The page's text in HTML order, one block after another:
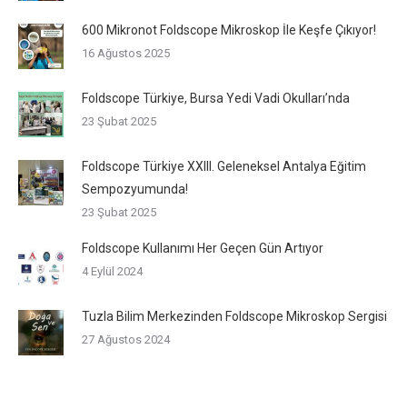
600 Mikronot Foldscope Mikroskop İle Keşfe Çıkıyor!
16 Ağustos 2025
Foldscope Türkiye, Bursa Yedi Vadi Okulları’nda
23 Şubat 2025
Foldscope Türkiye XXIII. Geleneksel Antalya Eğitim
Sempozyumunda!
23 Şubat 2025
Foldscope Kullanımı Her Geçen Gün Artıyor
4 Eylül 2024
Tuzla Bilim Merkezinden Foldscope Mikroskop Sergisi
27 Ağustos 2024